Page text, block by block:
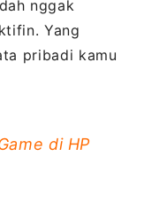
nggak
Yang
pribadi kamu
di HP